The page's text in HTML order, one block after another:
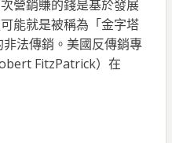
營銷賺的錢是基於發展
能就是被稱為「金字塔
法傳銷。美國反傳銷專
FitzPatrick）在